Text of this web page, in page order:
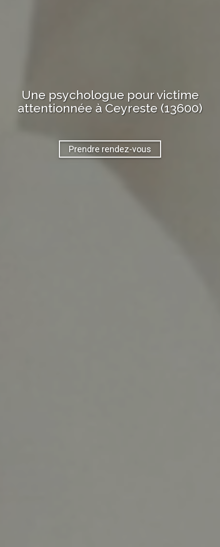
Une psychologue pour victime
attentionnée à Ceyreste (13600)
Prendre rendez-vous